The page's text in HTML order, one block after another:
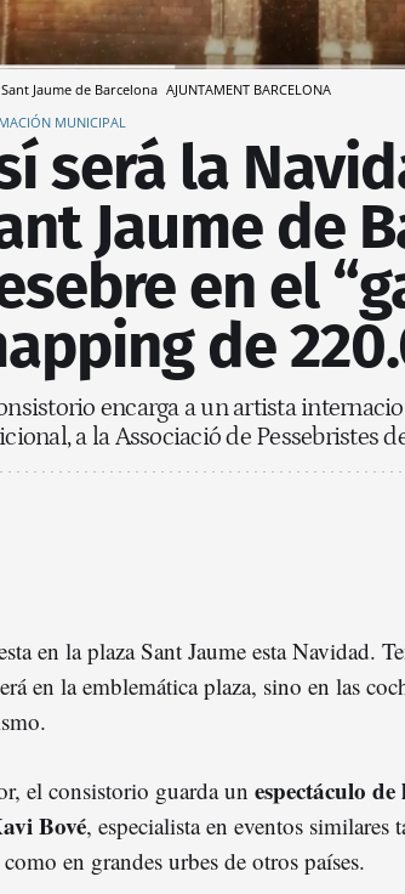
Jaume de Barcelona AJUNTAMENT BARCELONA
MUNICIPAL
será la
Jaume de
en el
de
encarga a un artista
a la Associació de Pessebristes
en la plaza Sant Jaume esta Navidad.
en la emblemática plaza, sino en las
el consistorio guarda un espectáculo
Bové, especialista en eventos similares
en grandes urbes de otros países.